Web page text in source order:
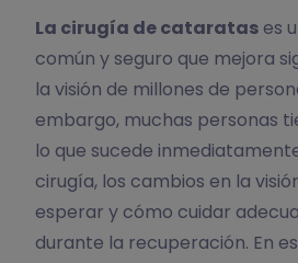
La cirugía de cataratas es
común y seguro que mejora
la visión de millones de
embargo, muchas personas
lo que sucede
cirugía, los cambios en la
esperar y cómo cuidar
durante la recuperación. En